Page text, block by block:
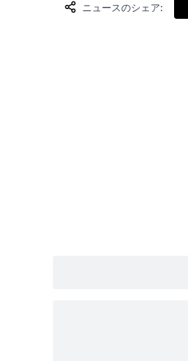
ニュースのシェア: